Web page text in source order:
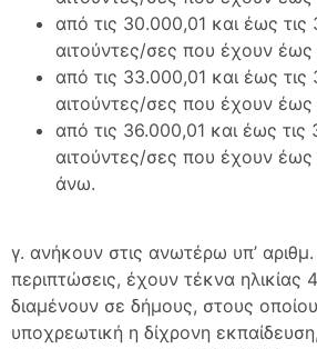
από τις 30.000,01 και έως
αιτούντες/σες που έχουν έως
από τις 33.000,01 και έως τις
αιτούντες/σες που έχουν έως
από τις 36.000,01 και έως τις
αιτούντες/σες που έχουν
άνω.
γ. ανήκουν στις ανωτέρω υπ’ αριθμ.
περιπτώσεις, έχουν τέκνα ηλικίας
διαμένουν σε δήμους, στους
υποχρεωτική η δίχρονη